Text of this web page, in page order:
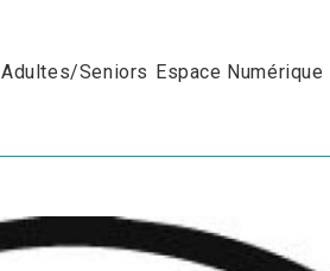
Adultes/Seniors Espace Numérique